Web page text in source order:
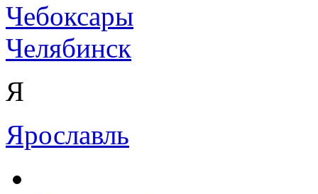
Чебоксары
Челябинск
Я
Ярославль